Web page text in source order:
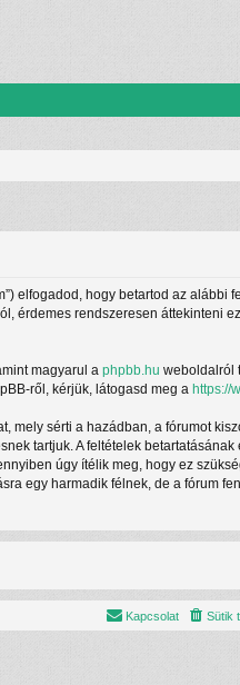
elfogadod, hogy betartod az
érdemes rendszeresen áttekinteni
magyarul a phpbb.hu weboldalról
ről, kérjük, látogasd meg a https://
mely sérti a hazádban, a fórumot
tartjuk. A feltételek
úgy ítélik meg, hogy ez
egy harmadik félnek, de a fórum
Sütik
Kapcsolat